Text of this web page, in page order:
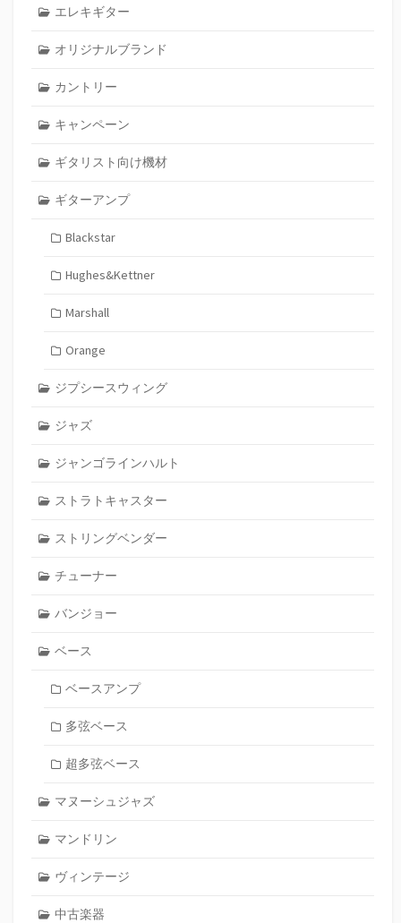
エレキギター
オリジナルブランド
カントリー
キャンペーン
ギタリスト向け機材
ギターアンプ
Blackstar
Hughes&Kettner
Marshall
Orange
ジプシースウィング
ジャズ
ジャンゴラインハルト
ストラトキャスター
ストリングベンダー
チューナー
バンジョー
ベース
ベースアンプ
多弦ベース
超多弦ベース
マヌーシュジャズ
マンドリン
ヴィンテージ
中古楽器